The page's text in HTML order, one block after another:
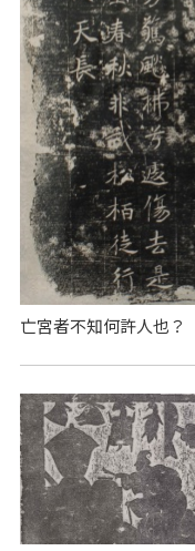
亡宮者不知何許人也？